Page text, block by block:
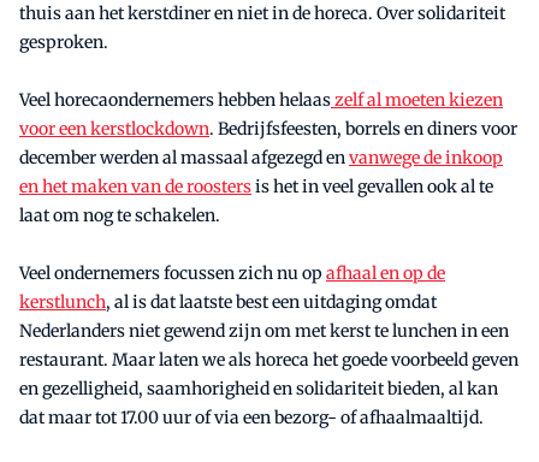
thuis aan het kerstdiner en niet in de horeca. Over solidariteit
gesproken.
Veel horecaondernemers hebben helaaszelf al moeten kiezen
voor een kerstlockdown. Bedrijfsfeesten, borrels en diners voor
december werden al massaal afgezegd envanwege de inkoop
en het maken van de roostersis het in veel gevallen ook al te
laat om nog te schakelen.
Veel ondernemers focussen zich nu op afhaal en op de
kerstlunch, al is dat laatste best een uitdaging omdat
Nederlanders niet gewend zijn om met kerst te lunchen in een
restaurant. Maar laten we als horeca het goede voorbeeld geven
en gezelligheid, saamhorigheid en solidariteit bieden, al kan
dat maar tot 17.00 uur of via een bezorg- of afhaalmaaltijd.